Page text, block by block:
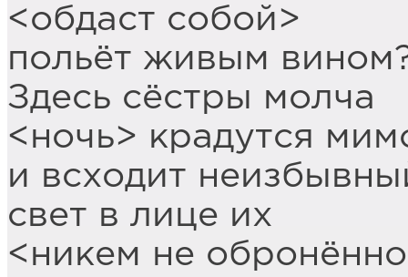
<обдаст собой>
польёт живым
Здесь сёстры молча
<ночь> крадутся
и всходит
свет в лице их
<никем не